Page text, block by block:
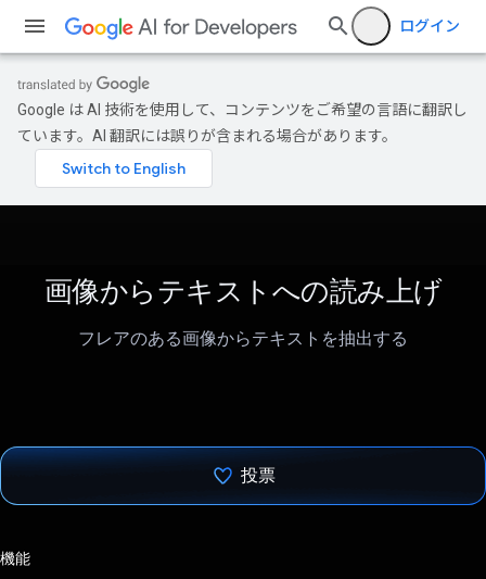
ログイン
Google は AI 技術を使用して、コンテンツをご希望の言語に翻訳し
ています。AI 翻訳には誤りが含まれる場合があります。
画像からテキストへの読み上げ
フレアのある画像からテキストを抽出する
投票
機能